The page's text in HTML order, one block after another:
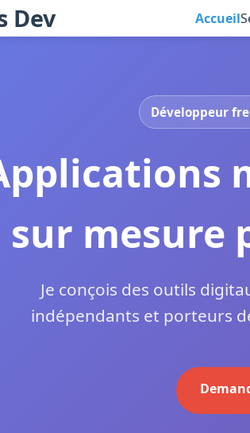
Dev Accueil
Développeur
sur mesure
Je conçois des outils
indépendants et porteurs